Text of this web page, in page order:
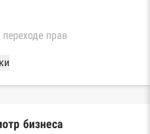
прав
Федеральной
контрактов
бизнеса